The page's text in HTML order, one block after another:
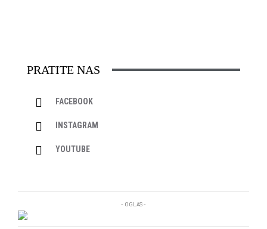
PRATITE NAS
FACEBOOK
INSTAGRAM
YOUTUBE
- OGLAS -